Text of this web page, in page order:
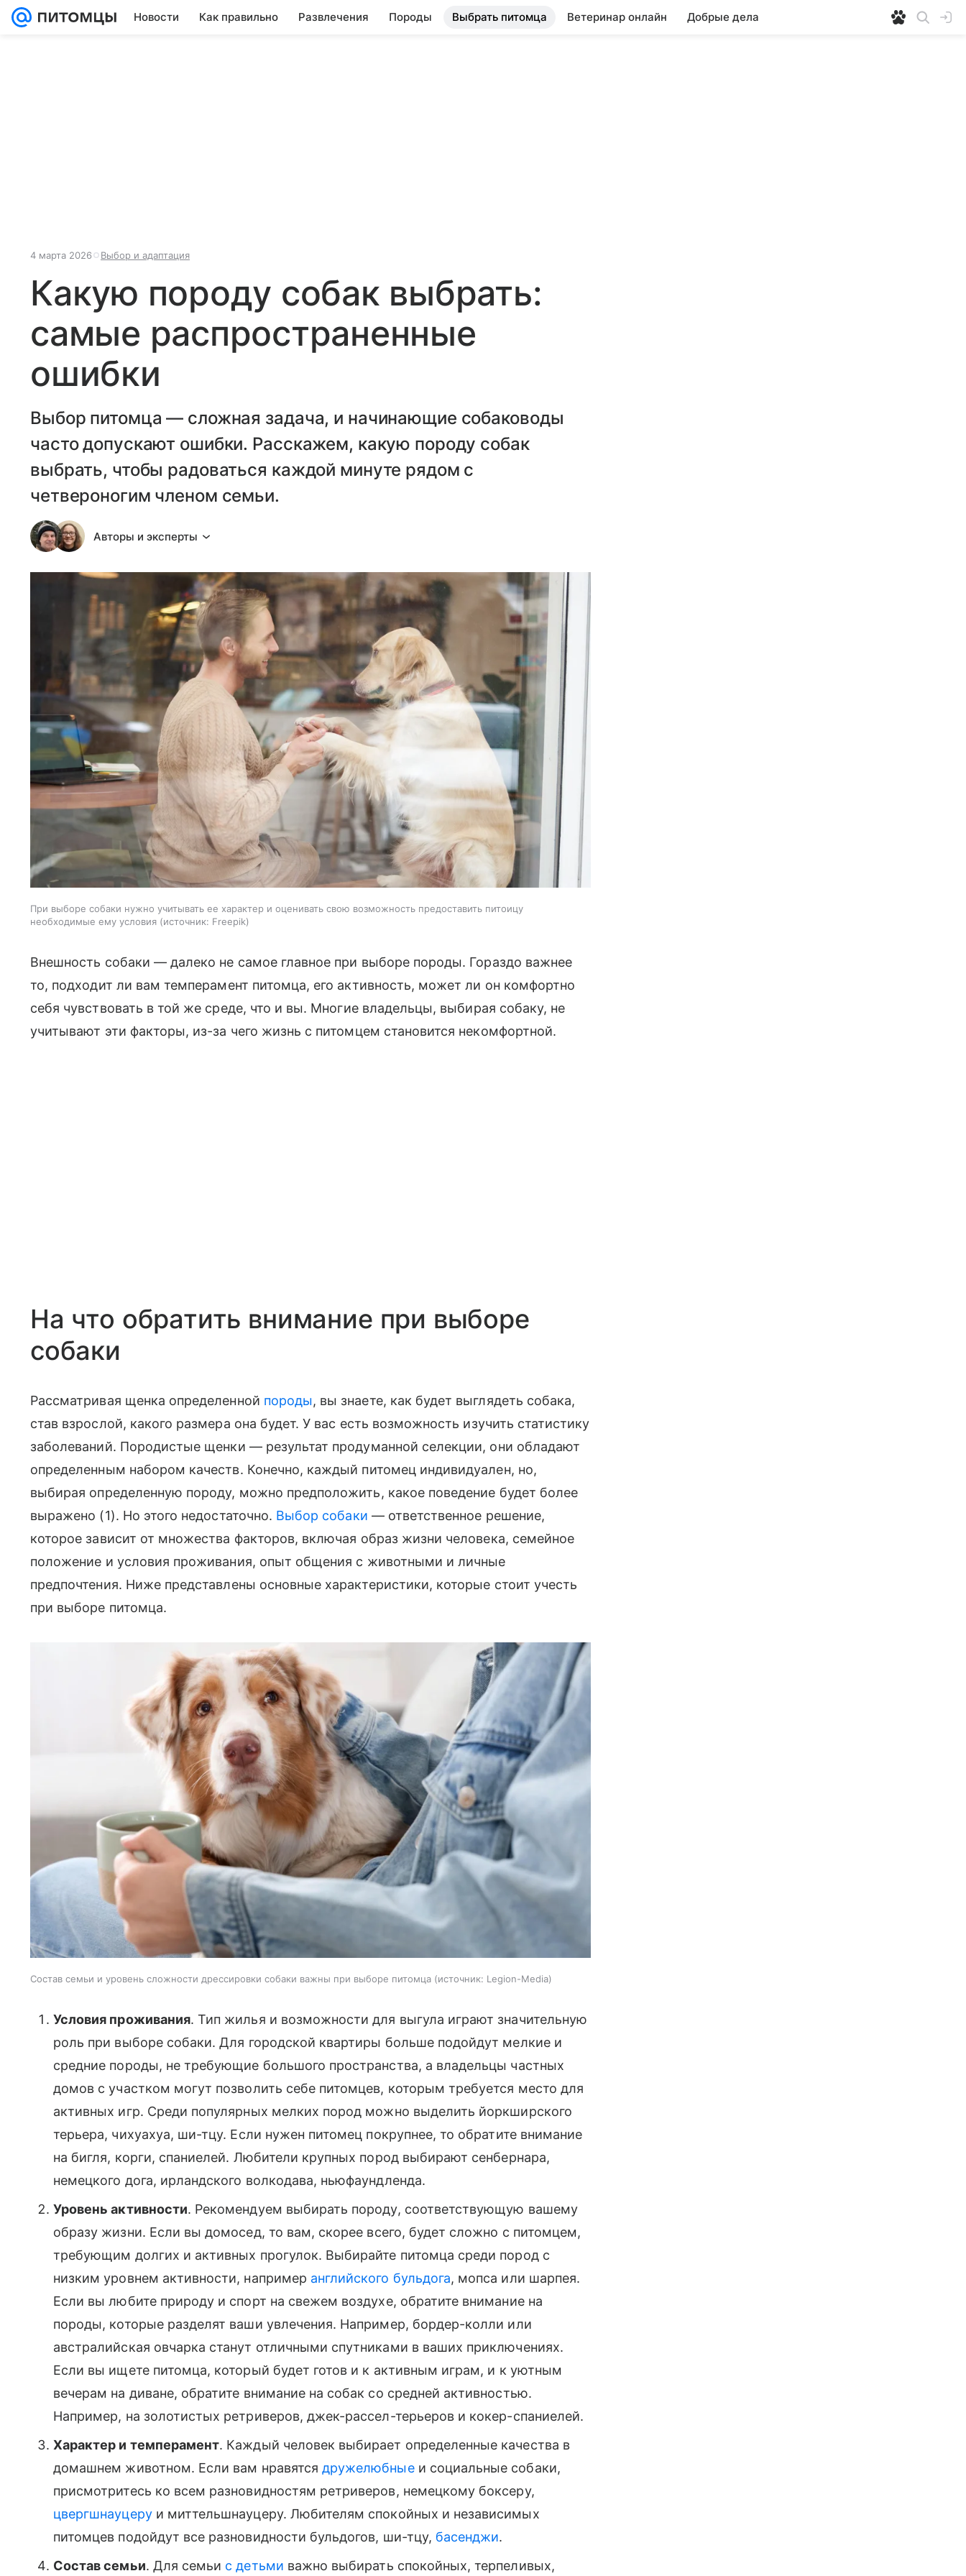
Новости Как правильно Развлечения Породы Выбрать питомца Ветеринар онлайн Добрые дела
4 марта 2026 Выбор и адаптация
Какую породу собак выбрать:
самые распространенные
ошибки
Выбор питомца — сложная задача, и начинающие собаководы
часто допускают ошибки. Расскажем, какую породу собак
выбрать, чтобы радоваться каждой минуте рядом с
четвероногим членом семьи.
Авторы и эксперты
При выборе собаки нужно учитывать ее характер и оценивать свою возможность предоставить питоицу
необходимые ему условия
источник: Freepik
Внешность собаки — далеко не самое главное при выборе породы. Гораздо важнее
то, подходит ли вам темперамент питомца, его активность, может ли он комфортно
себя чувствовать в той же среде, что и вы. Многие владельцы, выбирая собаку, не
учитывают эти факторы, из-за чего жизнь с питомцем становится некомфортной.
На что обратить внимание при выборе
собаки
Рассматривая щенка определенной породы, вы знаете, как будет выглядеть собака,
став взрослой, какого размера она будет. У вас есть возможность изучить статистику
заболеваний. Породистые щенки — результат продуманной селекции, они обладают
определенным набором качеств. Конечно, каждый питомец индивидуален, но,
выбирая определенную породу, можно предположить, какое поведение будет более
выражено (1). Но этого недостаточно. Выбор собаки — ответственное решение,
которое зависит от множества факторов, включая образ жизни человека, семейное
положение и условия проживания, опыт общения с животными и личные
предпочтения. Ниже представлены основные характеристики, которые стоит учесть
при выборе питомца.
Состав семьи и уровень сложности дрессировки собаки важны при выборе питомца источник: Legion-Media
Условия проживания. Тип жилья и возможности для выгула играют значительную
роль при выборе собаки. Для городской квартиры больше подойдут мелкие и
средние породы, не требующие большого пространства, а владельцы частных
домов с участком могут позволить себе питомцев, которым требуется место для
активных игр. Среди популярных мелких пород можно выделить йоркширского
терьера, чихуахуа, ши-тцу. Если нужен питомец покрупнее, то обратите внимание
на бигля, корги, спаниелей. Любители крупных пород выбирают сенбернара,
немецкого дога, ирландского волкодава, ньюфаундленда.
Уровень активности. Рекомендуем выбирать породу, соответствующую вашему
образу жизни. Если вы домосед, то вам, скорее всего, будет сложно с питомцем,
требующим долгих и активных прогулок. Выбирайте питомца среди пород с
низким уровнем активности, например английского бульдога, мопса или шарпея.
Если вы любите природу и спорт на свежем воздухе, обратите внимание на
породы, которые разделят ваши увлечения. Например, бордер-колли или
австралийская овчарка станут отличными спутниками в ваших приключениях.
Если вы ищете питомца, который будет готов и к активным играм, и к уютным
вечерам на диване, обратите внимание на собак со средней активностью.
Например, на золотистых ретриверов, джек-рассел-терьеров и кокер-спаниелей.
Характер и темперамент. Каждый человек выбирает определенные качества в
домашнем животном. Если вам нравятся дружелюбныеи социальные собаки,
присмотритесь ко всем разновидностям ретриверов, немецкому боксеру,
цвергшнауцеруи миттельшнауцеру. Любителям спокойных и независимых
питомцев подойдут все разновидности бульдогов, ши-тцу, басенджи.
Состав семьи. Для семьи с детьми важно выбирать спокойных, терпеливых,